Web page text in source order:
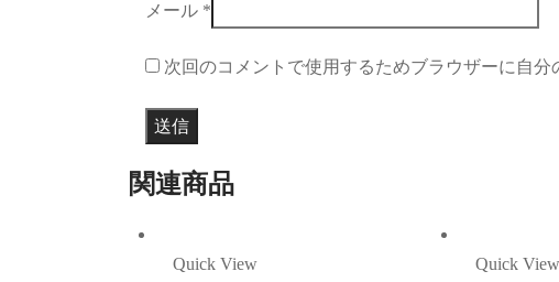
メール *
次回のコメントで使用するためブラウザーに自分
関連商品
Quick View Quick View